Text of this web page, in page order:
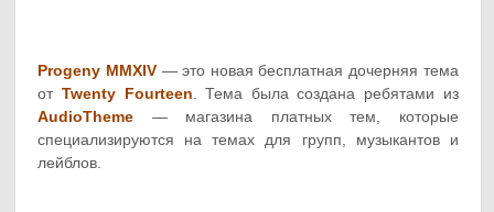
Progeny MMXIV — это новая бесплатная дочерняя тема
отTwenty Fourteen . Тема была создана ребятами из
AudioTheme — магазина платных тем, которые
специализируются на темах для групп, музыкантов и
лейблов.